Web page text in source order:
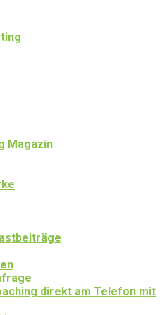
Magazin
direkt am Telefon mit